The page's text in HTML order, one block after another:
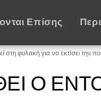
Επίσης
φυλακή για να εκτίσει την
Ο